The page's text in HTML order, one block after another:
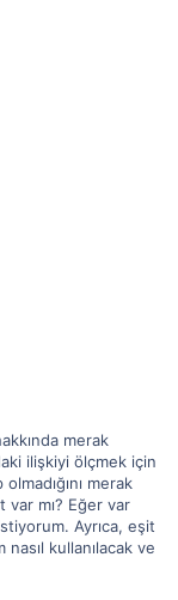
merak
ilişkiyi ölçmek için
merak
var mı? Eğer var
Ayrıca, eşit
nasıl kullanılacak ve